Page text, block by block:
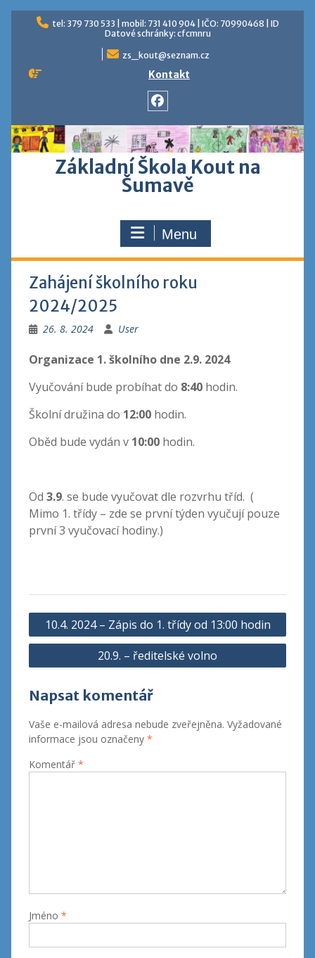
Skip
tel: 379 730 533 | mobil: 731 410 904 | IČO: 70990468 | ID
Datové schránky: cfcmnru
zs_kout@seznam.cz
Kontakt
Základní Škola Kout na
Šumavě
Menu
Zahájení školního roku
2024/2025
26. 8. 2024 User
Organizace 1. školního dne 2.9. 2024
Vyučování bude probíhat do 8:40hodin.
Školní družina do 12:00hodin.
Oběd bude vydán v 10:00hodin.
Od 3.9. se bude vyučovat dle rozvrhu tříd. (
Mimo 1. třídy – zde se první týden vyučují pouze
první 3 vyučovací hodiny.)
Navigace
pro
10.4. 2024 – Zápis do 1. třídy od 13:00 hodin
20.9. – ředitelské volno
Napsat komentář
Vaše e-mailová adresa nebude zveřejněna. Vyžadované
informace jsou označeny *
Komentář *
Jméno *